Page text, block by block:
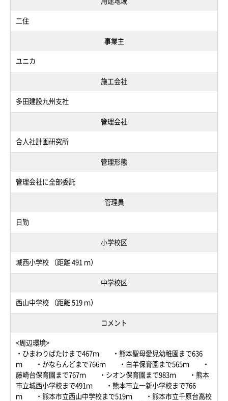
二住
事業主
ユニカ
施工会社
多田建設九州支社
管理会社
合人社計画研究所
管理形態
管理会社に全部委託
管理員
日勤
小学校区
城西小学校 （距離 491 ｍ）
中学校区
西山中学校 （距離 519 ｍ）
コメント
<周辺環境>
・ひまわりばたけまで467ｍ ・熊本聖母愛児幼稚園まで636
ｍ ・かならんどまで766ｍ ・白羊保育園まで565ｍ ・
藤崎台保育園まで767ｍ ・シオン保育園まで983ｍ ・熊本
市立城西小学校まで491ｍ ・熊本市立一新小学校まで766
ｍ ・熊本市立西山中学校まで519ｍ ・熊本市立千原台高校